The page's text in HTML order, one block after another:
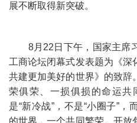
展不断取得新突破。
8月22日下午，国家主席
工商论坛闭幕式发表题为《
共建更加美好的世界》的致辞
荣俱荣、一损俱损的命运共
是“新冷战”，不是“小圈子”
的世界，一个共同繁荣、开放